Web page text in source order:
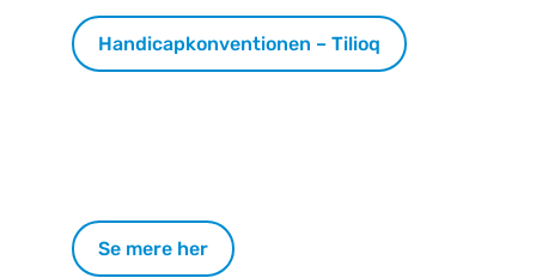
Handicapkonventionen – Tilioq
Se mere her